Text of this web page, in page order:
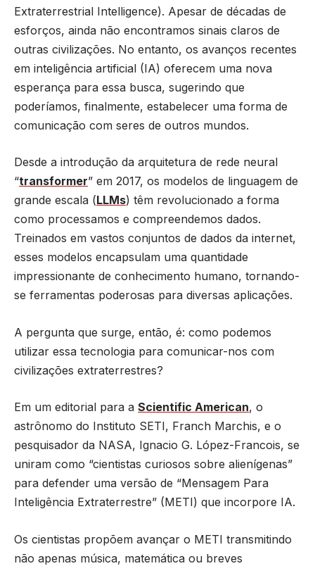
Extraterrestrial Intelligence). Apesar de décadas de
esforços, ainda não encontramos sinais claros de
outras civilizações. No entanto, os avanços recentes
em inteligência artificial (IA) oferecem uma nova
esperança para essa busca, sugerindo que
poderíamos, finalmente, estabelecer uma forma de
comunicação com seres de outros mundos.
Desde a introdução da arquitetura de rede neural
“transformer” em 2017, os modelos de linguagem de
grande escala (LLMs) têm revolucionado a forma
como processamos e compreendemos dados.
Treinados em vastos conjuntos de dados da internet,
esses modelos encapsulam uma quantidade
impressionante de conhecimento humano, tornando-
se ferramentas poderosas para diversas aplicações.
A pergunta que surge, então, é: como podemos
utilizar essa tecnologia para comunicar-nos com
civilizações extraterrestres?
Em um editorial para a Scientific American, o
astrônomo do Instituto SETI, Franch Marchis, e o
pesquisador da NASA, Ignacio G. López-Francois, se
uniram como “cientistas curiosos sobre alienígenas”
para defender uma versão de “Mensagem Para
Inteligência Extraterrestre” (METI) que incorpore IA.
Os cientistas propõem avançar o METI transmitindo
não apenas música, matemática ou breves